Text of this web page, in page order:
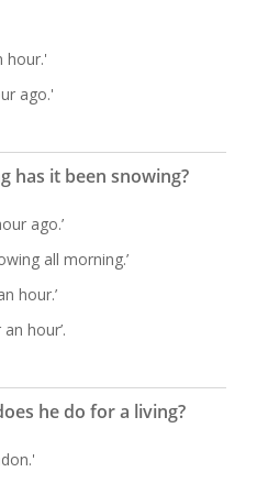
hour.'
ago.'
has it been snowing?
ago.’
all morning.’
hour.’
hour’.
he do for a living?